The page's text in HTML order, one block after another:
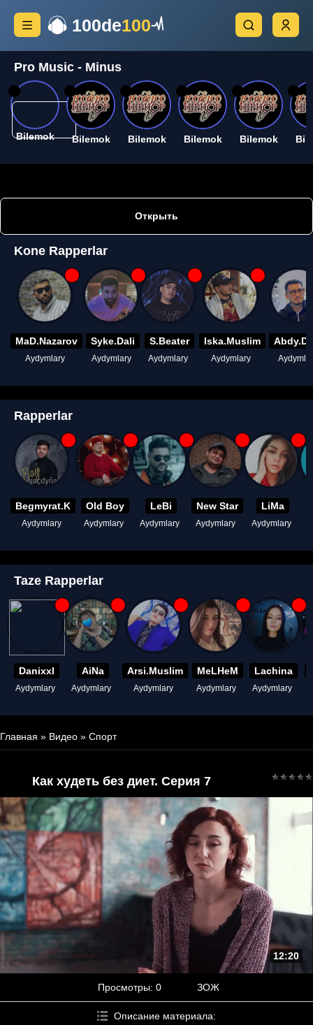
100de100
Pro Music - Minus
Bilemok Bilemok Bilemok Bilemok Bilemok
Открыть
Kone Rapperlar
MaD.Nazarov
Aydymlary
Syke.Dali
Aydymlary
S.Beater
Aydymlary
Iska.Muslim
Aydymlary
Rapperlar
Begmyrat.K
Aydymlary
Old Boy
Aydymlary
LeBi
Aydymlary
New Star
Aydymlary
LiMa
Aydymlary
Taze Rapperlar
Danixxl
Aydymlary
AiNa
Aydymlary
Arsi.Muslim
Aydymlary
MeLHeM
Aydymlary
Lachina
Aydymlary
Главная » Видео » Спорт
Как худеть без диет. Серия 7
12:20
Просмотры: 0 ЗОЖ
Описание материала: